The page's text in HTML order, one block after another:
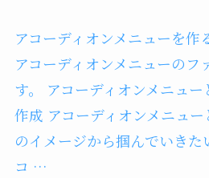
アコーディオンメニューを作
アコーディオンメニューのフ
す。 アコーディオンメニュ
作成 アコーディオンメニュ
のイメージから掴んでいきた
コ …